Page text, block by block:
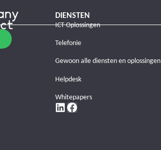
DIENSTEN
ICT Oplossingen
Telefonie
Gewoon alle diensten en oplossingen
Helpdesk
Whitepapers